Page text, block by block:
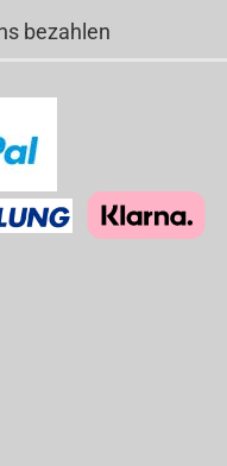
bezahlen